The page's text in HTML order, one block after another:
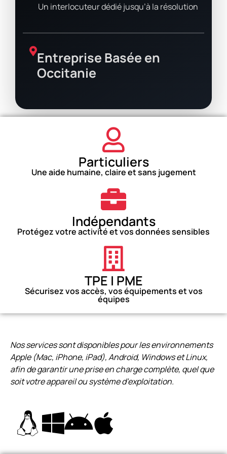
Un interlocuteur dédié jusqu’à la résolution
Entreprise Basée en
Occitanie
Particuliers
Une aide humaine, claire et sans jugement
Indépendants
Protégez votre activité et vos données sensibles
TPE | PME
Sécurisez vos accès, vos équipements et vos
équipes
Nos services sont disponibles pour les environnements
Apple (Mac, iPhone, iPad), Android, Windows et Linux,
afin de garantir une prise en charge complète, quel que
soit votre appareil ou système d’exploitation.